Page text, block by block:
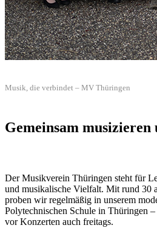
Musik, die verbindet – MV Thüringen
Gemeinsam musizieren
Der Musikverein Thüringen steht für
und musikalische Vielfalt. Mit rund 30
proben wir regelmäßig in unserem
Polytechnischen Schule in Thüringen
vor Konzerten auch freitags.